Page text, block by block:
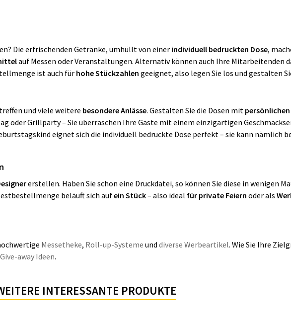
Die erfrischenden Getränke, umhüllt von einerindividuell bedruckten Dose,
auf Messen oder Veranstaltungen. Alternativ können auch Ihre Mitarbeitenden
ist auch für hohe Stückzahlen geeignet, also legen Sie los und gestalten
und viele weitere besondere Anlässe. Gestalten Sie die Dosen mit persönlichen
oder Grillparty– Sie überraschen Ihre Gäste mit einem einzigartigen
eignet sich die individuell bedruckte Dose perfekt – sie kann nämlich
erstellen. Haben Sie schon eine Druckdatei, so können Sie diese in wenigen
beläuft sich aufein Stück– also ideal für private Feiern oder als
Messetheke, Roll-up-Systeme und diverse Werbeartikel. Wie Sie Ihre
away Ideen.
INTERESSANTE PRODUKTE